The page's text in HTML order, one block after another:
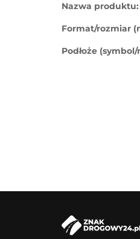
Nazwa produktu:
Format/rozmiar
Podłoże